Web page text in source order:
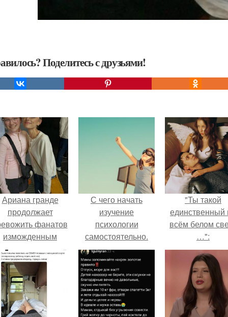
Поделитесь с друзьями!
Ариана гранде
продолжает
фанатов
изможденным
С чего начать
изучение
психологии
самостоятельно.
«Психология
человека» от
4BRAIN
"Ты такой
единственный
всём белом
…":